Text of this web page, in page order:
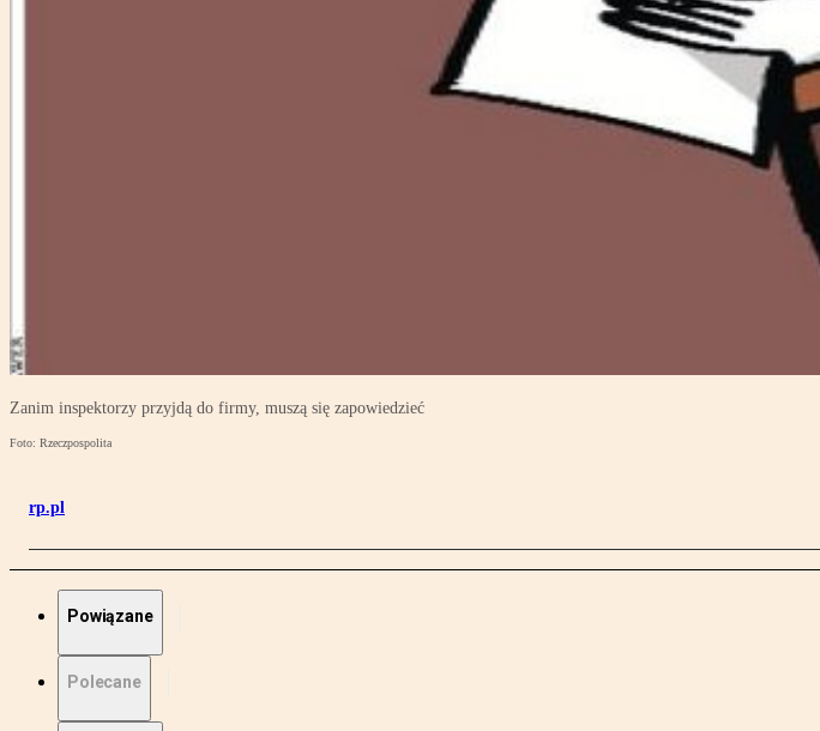
Zanim inspektorzy przyjdą do firmy, muszą się zapowiedzieć
Foto: Rzeczpospolita
rp.pl
Powiązane
Polecane